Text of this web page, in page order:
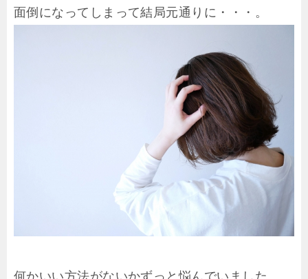
面倒になってしまって結局元通りに・・・。